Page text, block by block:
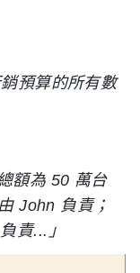
預算的所有數
額為 50 萬台
John 負責；
責...」